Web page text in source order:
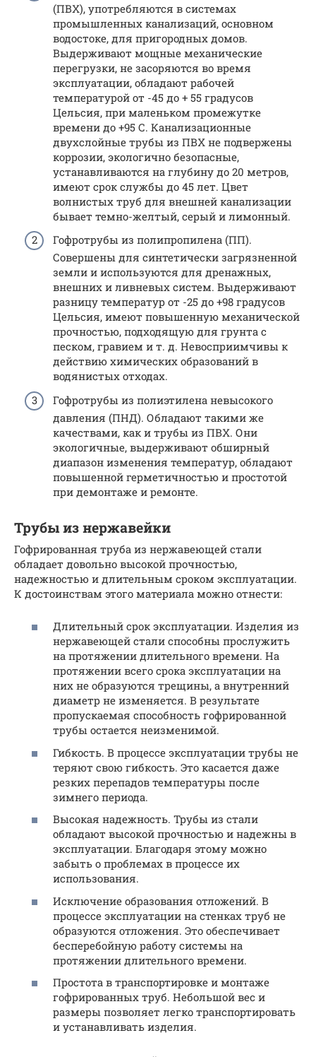
(ПВХ), употребляются в системах
промышленных канализаций, основном
водостоке, для пригородных домов.
Выдерживают мощные механические
перегрузки, не засоряются во время
эксплуатации, обладают рабочей
температурой от -45 до + 55 градусов
Цельсия, при маленьком промежутке
времени до +95 С. Канализационные
двухслойные трубы из ПВХ не подвержены
коррозии, экологично безопасные,
устанавливаются на глубину до 20 метров,
имеют срок службы до 45 лет. Цвет
волнистых труб для внешней канализации
бывает темно-желтый, серый и лимонный.
Гофротрубы из полипропилена (ПП).
Совершены для синтетически загрязненной
земли и используются для дренажных,
внешних и ливневых систем. Выдерживают
разницу температур от -25 до +98 градусов
Цельсия, имеют повышенную механической
прочностью, подходящую для грунта с
песком, гравием и т. д. Невосприимчивы к
действию химических образований в
водянистых отходах.
Гофротрубы из полиэтилена невысокого
давления (ПНД). Обладают такими же
качествами, как и трубы из ПВХ. Они
экологичные, выдерживают обширный
диапазон изменения температур, обладают
повышенной герметичностью и простотой
при демонтаже и ремонте.
Трубы из нержавейки
Гофрированная труба из нержавеющей стали
обладает довольно высокой прочностью,
надежностью и длительным сроком эксплуатации.
К достоинствам этого материала можно отнести:
Длительный срок эксплуатации. Изделия из
нержавеющей стали способны прослужить
на протяжении длительного времени. На
протяжении всего срока эксплуатации на
них не образуются трещины, а внутренний
диаметр не изменяется. В результате
пропускаемая способность гофрированной
трубы остается неизменимой.
Гибкость. В процессе эксплуатации трубы не
теряют свою гибкость. Это касается даже
резких перепадов температуры после
зимнего периода.
Высокая надежность. Трубы из стали
обладают высокой прочностью и надежны в
эксплуатации. Благодаря этому можно
забыть о проблемах в процессе их
использования.
Исключение образования отложений. В
процессе эксплуатации на стенках труб не
образуются отложения. Это обеспечивает
бесперебойную работу системы на
протяжении длительного времени.
Простота в транспортировке и монтаже
гофрированных труб. Небольшой вес и
размеры позволяет легко транспортировать
и устанавливать изделия.